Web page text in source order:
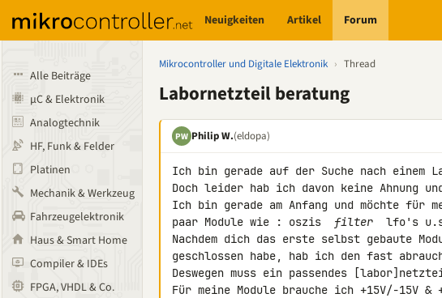
Neuigkeiten Artikel Forum
Alle Beiträge
µC & Elektronik
Analogtechnik
HF, Funk & Felder
Platinen
Mechanik & Werkzeug
Fahrzeugelektronik
Haus & Smart Home
Compiler & IDEs
FPGA, VHDL & Co.
Mikrocontroller und Digitale Elektronik › Thread
Labornetzteil beratung
PW Philip W.(eldopa)
Ich bin gerade auf der Suche nach einem
Doch leider hab ich davon keine Ahnung
Ich bin gerade am Anfang und möchte für
paar Module wie : oszis
filter
lfo's
Nachdem dich das erste selbst gebaute
geschlossen habe, hab ich den fast
Deswegen muss ein passendes
Für meine Module brauche ich +15V/-15V